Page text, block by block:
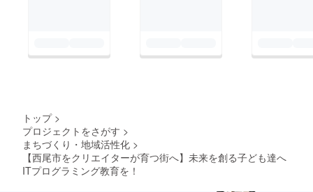
用意しております！応
援（リターン）は以下
サイトにまとめており
校の開校日を2025年1
ではありますが、
2025年より授業を順
次開始してまいりま
トップ >
プロジェクトをさがす >
まちづくり・地域活性化 >
【西尾市をクリエイターが育つ街へ】未来を創る子ども達へ
ITプログラミング教育を！